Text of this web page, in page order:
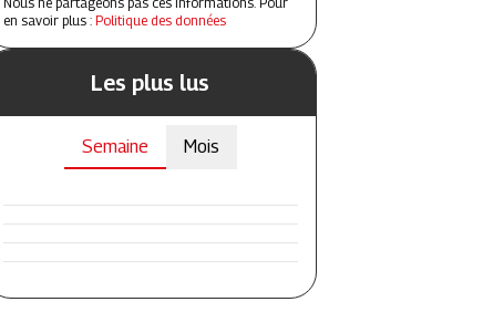
en savoir plus : Politique des données
Les plus lus
Semaine Mois